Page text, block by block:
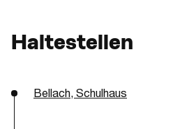
Haltestellen
Bellach, Schulhaus